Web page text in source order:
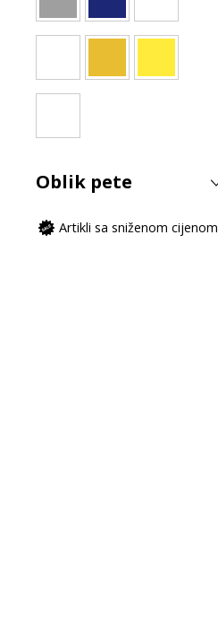
Oblik pete
Artikli sa sniženom cijenom